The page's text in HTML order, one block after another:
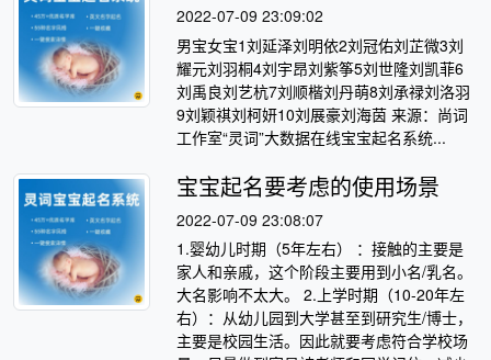
2022-07-09 23:09:02
男宝女宝1刘延泽刘明依2刘冠佑刘芷微3刘
耀元刘羽桐4刘宇昂刘紫筝5刘世隆刘凯菲6
刘禹良刘艺杭7刘顺楷刘丹萌8刘承禄刘洛羽
9刘颖祺刘柯妍10刘展豪刘海茵 来源：尚词
工作室“灵词”大数据在线宝宝起名系统...
宝宝起名要考虑的使用场景
2022-07-09 23:08:07
1.婴幼儿时期（5年左右） ：接触的主要是
家人和亲戚，这个阶段主要用到小名/乳名。
大名影响不太大。 2.上学时期（10-20年左
右）：从幼儿园到大学甚至到研究生/博士，
主要是校园生活。因此就要考虑符合学校场